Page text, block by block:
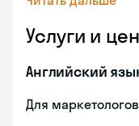
Услуги и
Английский
Для маркетологов